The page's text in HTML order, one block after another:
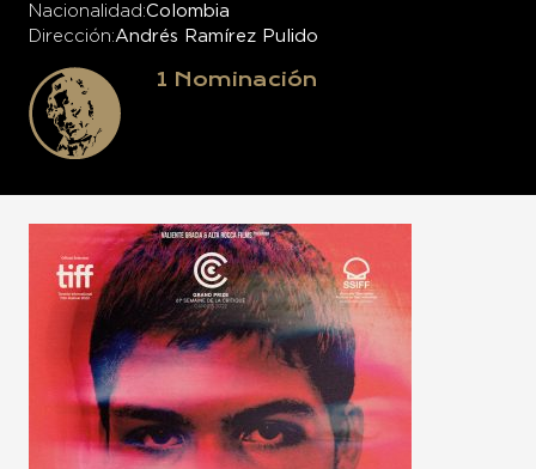
Nacionalidad Colombia
Dirección Andrés Ramírez Pulido
1 Nominación